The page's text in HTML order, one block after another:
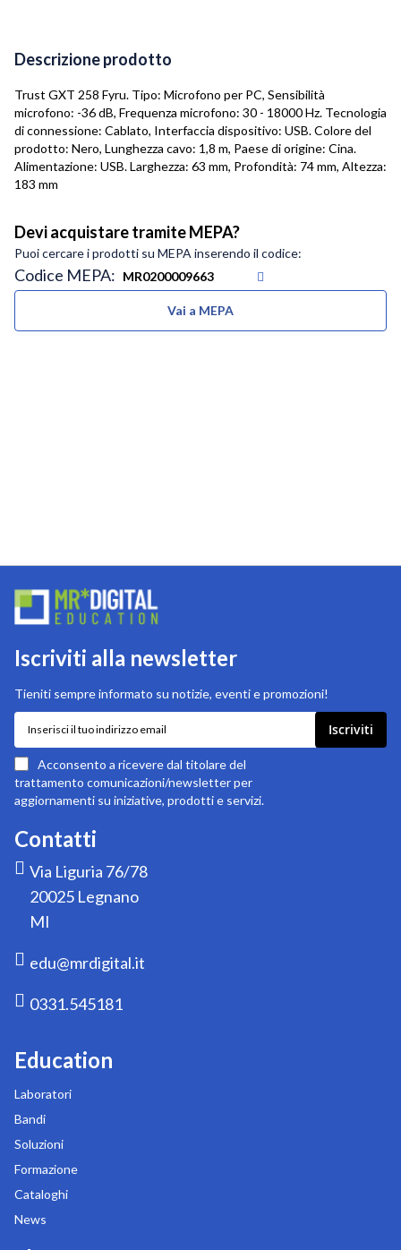
Descrizione prodotto
Trust GXT 258 Fyru. Tipo: Microfono per PC, Sensibilità
microfono: -36 dB, Frequenza microfono: 30 - 18000 Hz. Tecnologia
di connessione: Cablato, Interfaccia dispositivo: USB. Colore del
prodotto: Nero, Lunghezza cavo: 1,8 m, Paese di origine: Cina.
Alimentazione: USB. Larghezza: 63 mm, Profondità: 74 mm, Altezza:
183 mm
Devi acquistare tramite MEPA?
Puoi cercare i prodotti su MEPA inserendo il codice:
Codice MEPA:
Vai a MEPA
Contatti
Via Liguria 76/78
20025 Legnano
MI
edu@mrdigital.it
0331.545181
Education
Laboratori
Bandi
Soluzioni
Formazione
Cataloghi
News
Iscriviti alla newsletter
Tieniti sempre informato su notizie, eventi e promozioni!
Iscriviti
alla
nostra
newsletter:
Iscriviti
Acconsento a ricevere dal titolare del
trattamento comunicazioni/newsletter per
aggiornamenti su iniziative, prodotti e servizi.